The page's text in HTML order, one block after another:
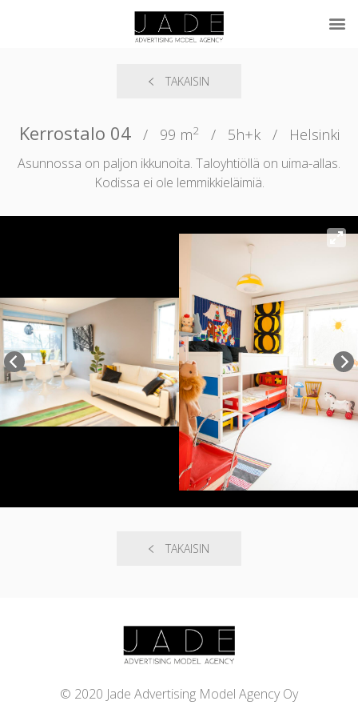
TAKAISIN
Kerrostalo 04 / 99 m2 / 5h+k / Helsinki
Asunnossa on paljon ikkunoita. Taloyhtiöllä on uima-allas.
Kodissa ei ole lemmikkieläimiä.
TAKAISIN
© 2020 Jade Advertising Model Agency Oy